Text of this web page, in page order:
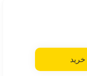
خرید